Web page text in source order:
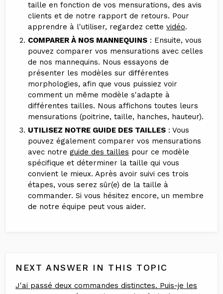
taille en fonction de vos mensurations, des avis
clients et de notre rapport de retours. Pour
apprendre à l'utiliser, regardez cette vidéo.
COMPARER À NOS MANNEQUINS : Ensuite, vous
pouvez comparer vos mensurations avec celles
de nos mannequins. Nous essayons de
présenter les modèles sur différentes
morphologies, afin que vous puissiez voir
comment un même modèle s'adapte à
différentes tailles. Nous affichons toutes leurs
mensurations (poitrine, taille, hanches, hauteur).
UTILISEZ NOTRE GUIDE DES TAILLES : Vous
pouvez également comparer vos mensurations
avec notre guide des tailles pour ce modèle
spécifique et déterminer la taille qui vous
convient le mieux. Après avoir suivi ces trois
étapes, vous serez sûr(e) de la taille à
commander. Si vous hésitez encore, un membre
de notre équipe peut vous aider.
NEXT ANSWER IN THIS TOPIC
J'ai passé deux commandes distinctes. Puis-je les